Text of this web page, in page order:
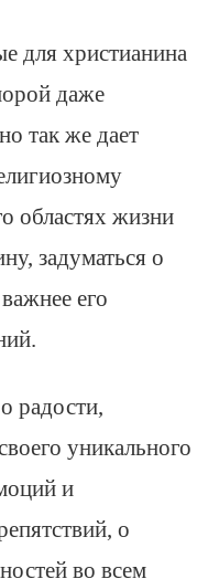
для христианина
даже
так же дает
областях жизни
задуматься о
его
радости,
уникального
и
о
во всем